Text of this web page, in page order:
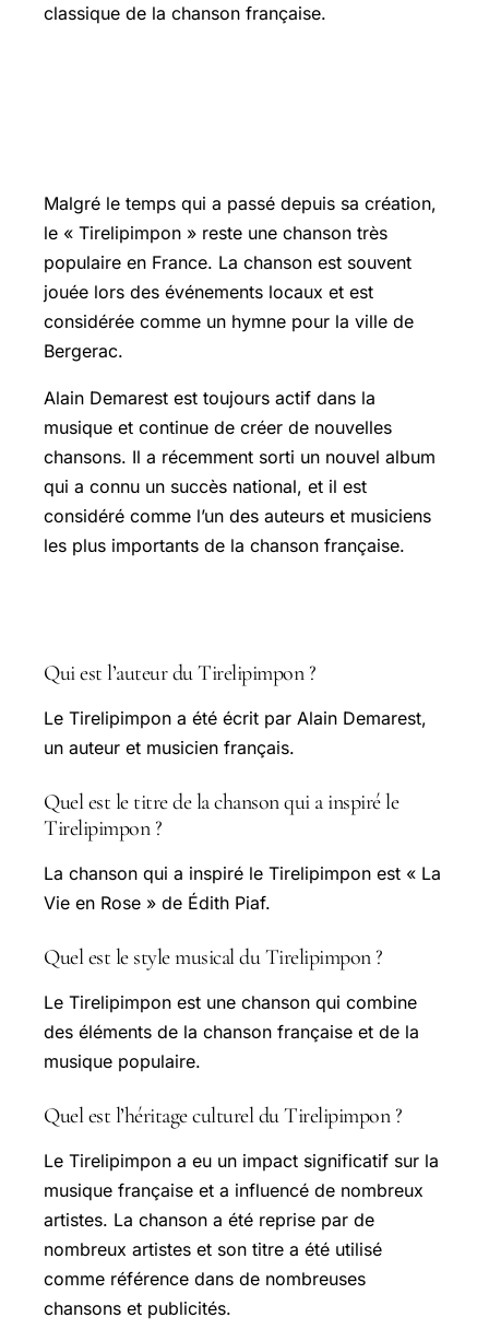
classique de la chanson française.
Malgré le temps qui a passé depuis sa création,
le « Tirelipimpon » reste une chanson très
populaire en France. La chanson est souvent
jouée lors des événements locaux et est
considérée comme un hymne pour la ville de
Bergerac.
Alain Demarest est toujours actif dans la
musique et continue de créer de nouvelles
chansons. Il a récemment sorti un nouvel album
qui a connu un succès national, et il est
considéré comme l’un des auteurs et musiciens
les plus importants de la chanson française.
Qui est l’auteur du Tirelipimpon ?
Le Tirelipimpon a été écrit par Alain Demarest,
un auteur et musicien français.
Quel est le titre de la chanson qui a inspiré le
Tirelipimpon ?
La chanson qui a inspiré le Tirelipimpon est « La
Vie en Rose » de Édith Piaf.
Quel est le style musical du Tirelipimpon ?
Le Tirelipimpon est une chanson qui combine
des éléments de la chanson française et de la
musique populaire.
Quel est l’héritage culturel du Tirelipimpon ?
Le Tirelipimpon a eu un impact significatif sur la
musique française et a influencé de nombreux
artistes. La chanson a été reprise par de
nombreux artistes et son titre a été utilisé
comme référence dans de nombreuses
chansons et publicités.